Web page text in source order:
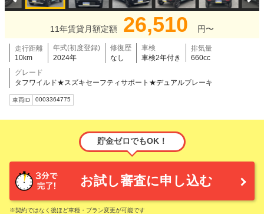
11年賃貸月額定額 26,510 円〜
走行距離
10km
年式(初度登録)
2024年
修復歴
なし
車検
車検2年付き
排気量
660cc
グレード
タフワイルド★スズキセーフティサポート★デュアルブレーキ
車両ID 0003364775
貯金ゼロでもOK！
お試し審査に申し込む
※契約ではなく後ほど車種・プラン変更が可能です